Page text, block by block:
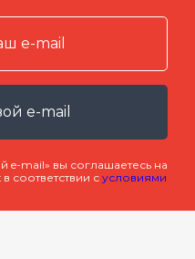
e-mail
e-mail» вы соглашаетесь на
соответствии с условиями